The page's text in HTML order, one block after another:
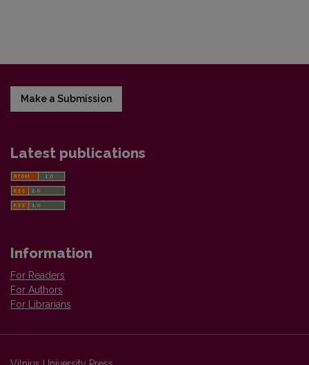
Make a Submission
Latest publications
Information
For Readers
For Authors
For Librarians